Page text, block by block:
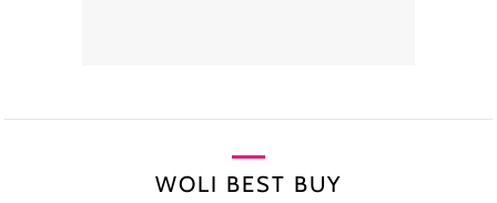
WOLI BEST BUY